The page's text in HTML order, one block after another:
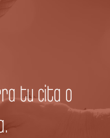
tu cita o